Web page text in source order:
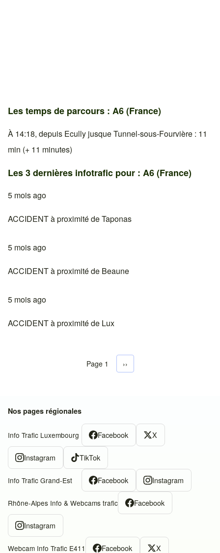
Les temps de parcours : A6 (France)
À 14:18, depuis Ecully jusque Tunnel-sous-Fourvière : 11
min (+ 11 minutes)
Les 3 dernières infotrafic pour : A6 (France)
5 mois ago
ACCIDENT à proximité de Taponas
5 mois ago
ACCIDENT à proximité de Beaune
5 mois ago
ACCIDENT à proximité de Lux
Pagination
Page 1 Next page
››
Nos pages régionales
Info Trafic Luxembourg Facebook X
Instagram TikTok
Info Trafic Grand-Est Facebook Instagram
Rhône-Alpes Info & Webcams trafic Facebook
Instagram
Webcam Info Trafic E411 Facebook X